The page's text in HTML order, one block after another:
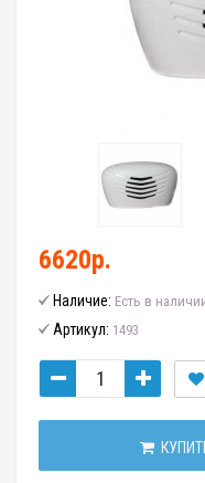
6620р.
Наличие: Есть в
Артикул: 1493